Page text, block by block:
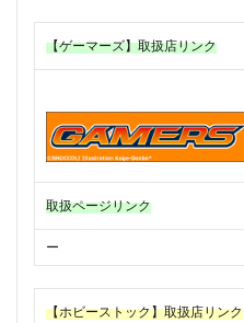
【ゲーマーズ】取扱店リンク
取扱ページリンク
ー
【ホビーストック】取扱店リンク